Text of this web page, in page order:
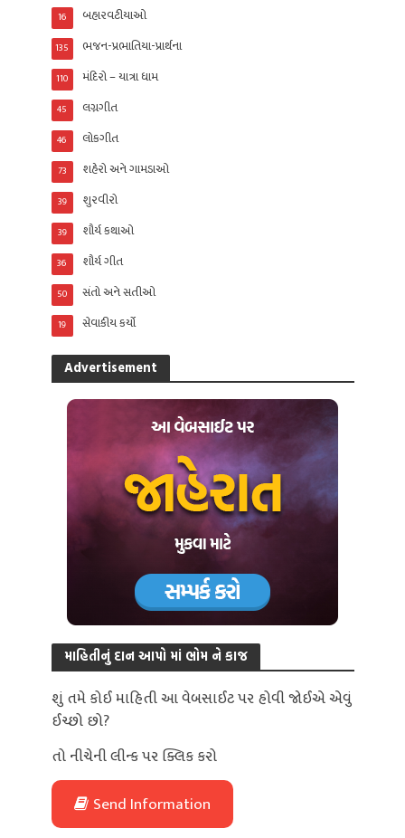
બહારવટીયાઓ
16
ભજન-પ્રભાતિયા-પ્રાર્થના
135
મંદિરો – યાત્રા ધામ
110
લગ્નગીત
45
લોકગીત
46
શહેરો અને ગામડાઓ
73
શુરવીરો
39
શૌર્ય કથાઓ
39
શૌર્ય ગીત
36
સંતો અને સતીઓ
50
સેવાકીય કર્યો
19
Advertisement
માહિતીનું દાન આપો માં ભોમ ને કાજ
શું તમે કોઈ માહિતી આ વેબસાઈટ પર હોવી જોઈએ એવું
ઈચ્છો છો?
તો નીચેની લીન્ક પર ક્લિક કરો
Send Information